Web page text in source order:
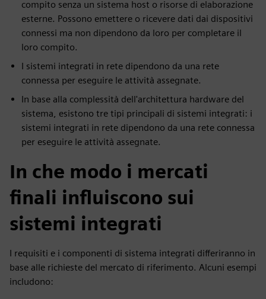
compito senza un sistema host o risorse di elaborazione
esterne. Possono emettere o ricevere dati dai dispositivi
connessi ma non dipendono da loro per completare il
loro compito.
I sistemi integrati in rete dipendono da una rete
connessa per eseguire le attività assegnate.
In base alla complessità dell'architettura hardware del
sistema, esistono tre tipi principali di sistemi integrati: i
sistemi integrati in rete dipendono da una rete connessa
per eseguire le attività assegnate.
In che modo i mercati
finali influiscono sui
sistemi integrati
I requisiti e i componenti di sistema integrati differiranno in
base alle richieste del mercato di riferimento. Alcuni esempi
includono: